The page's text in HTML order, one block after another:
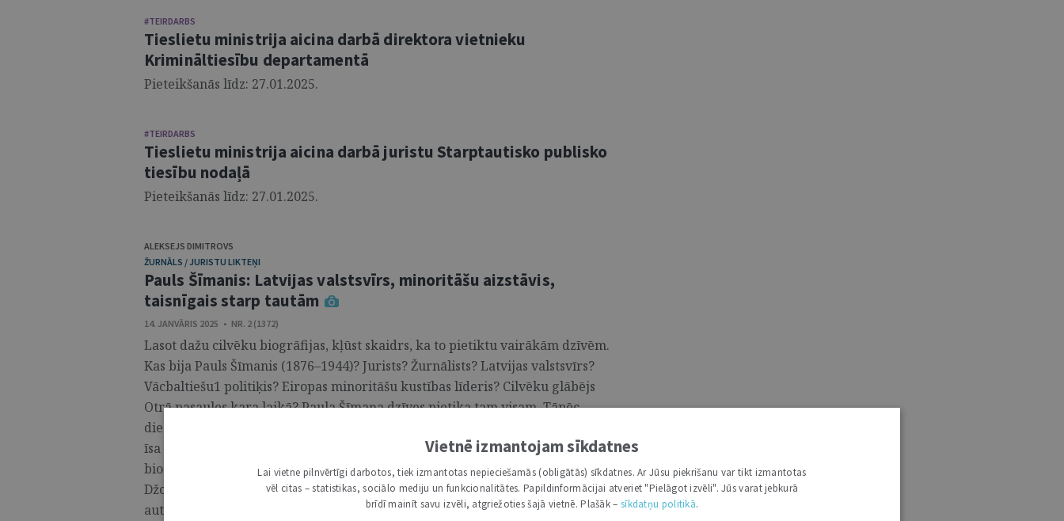
#TEIRDARBS
Tieslietu ministrija aicina darbā direktora vietnieku
Krimināltiesību departamentā
Pieteikšanās līdz: 27.01.2025.
#TEIRDARBS
Tieslietu ministrija aicina darbā juristu Starptautisko publisko
tiesību nodaļā
Pieteikšanās līdz: 27.01.2025.
ALEKSEJS DIMITROVS
ŽURNĀLS / JURISTU LIKTEŅI
Pauls Šīmanis: Latvijas valstsvīrs, minoritāšu aizstāvis,
taisnīgais starp tautām
14. JANVĀRIS 2025 • NR. 2 (1372)
Lasot dažu cilvēku biogrāfijas, kļūst skaidrs, ka to pietiktu vairākām dzīvēm.
Kas bija Pauls Šīmanis (1876–1944)? Jurists? Žurnālists? Latvijas valstsvīrs?
Vācbaltiešu1 politiķis? Eiropas minoritāšu kustības līderis? Cilvēku glābējs
Otrā pasaules kara laikā? Paula Šīmaņa dzīves pietika tam visam. Tāpēc
diezgan grūti šo dzīvi ievietot žurnāla raksta ietvaros – īpaši ņemot vērā, ka
īsa biogrāfija ar bibliogrāfiju nesen publicēta Satversmes sapulces deputātu
biogrāfiskajā vārdnīcā,2 bet plašāka informācija par viņa dzīvi ir pieejama
Džona Haidena grāmatā,3 kas 2016. gadā pārtulkota latviski.4 Tāpēc rakstā
autors centīsies saistīt biogrāfiju ar Paula Šīmaņa uzskatiem par valsti un
Vietnē izmantojam sīkdatnes
Lai vietne pilnvērtīgi darbotos, tiek izmantotas nepieciešamās (obligātās) sīkdatnes. Ar Jūsu piekrišanu var tikt izmantotas
vēl citas – statistikas, sociālo mediju un funkcionalitātes. Papildinformācijai atveriet "Pielāgot izvēli". Jūs varat jebkurā
brīdī mainīt savu izvēli, atgriežoties šajā vietnē. Plašāk – sīkdatņu politikā.